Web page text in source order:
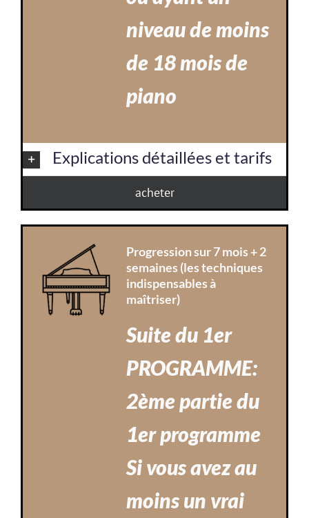
niveau de moins
de 18 mois de
piano
Explications détaillées et tarifs
acheter
Progression sur 7 mois + 2
semaines (les techniques
indispensables à
maîtriser)
Suite du 1er
PROGRAMME:
2ème partie du
1er programme
Si vous avez au
moins un vrai